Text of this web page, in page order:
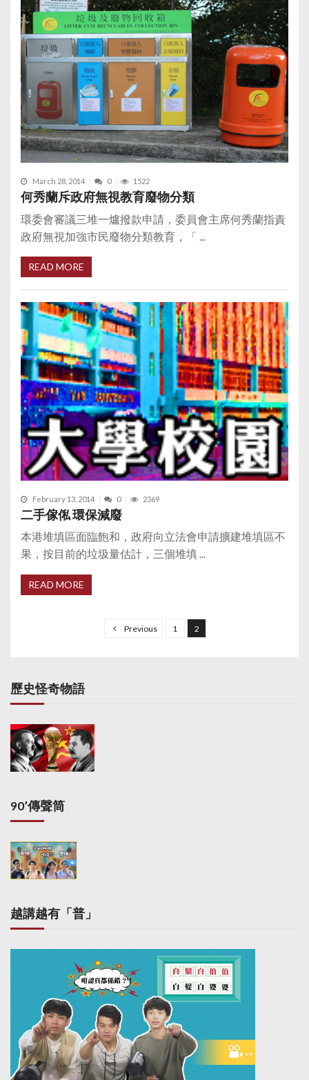
March 28, 2014 0 1522
何秀蘭斥政府無視教育廢物分類
環委會審議三堆一爐撥款申請，委員會主席何秀蘭指責
政府無視加強市民廢物分類教育，「 ...
READ MORE
February 13, 2014 0 2369
二手傢俬 環保減廢
本港堆填區面臨飽和，政府向立法會申請擴建堆填區不
果，按目前的垃圾量估計，三個堆填 ...
READ MORE
s
p
a
g
i
a
t
i
o
n
Previous 1 2
歷史怪奇物語
90’傳聲筒
越講越有「普」